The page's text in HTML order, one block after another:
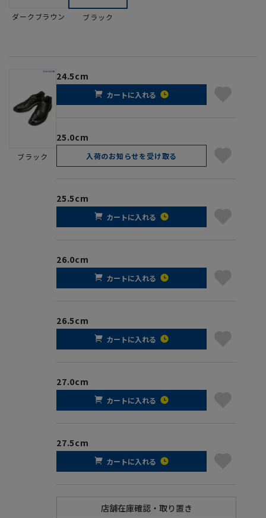
ダークブラウン ブラック
ブラック
24.5cm
カートに入れる
25.0cm
入荷のお知らせを受け取る
25.5cm
カートに入れる
26.0cm
カートに入れる
26.5cm
カートに入れる
27.0cm
カートに入れる
27.5cm
カートに入れる